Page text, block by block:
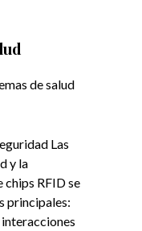
de salud
Las
y la
chips RFID se
principales: